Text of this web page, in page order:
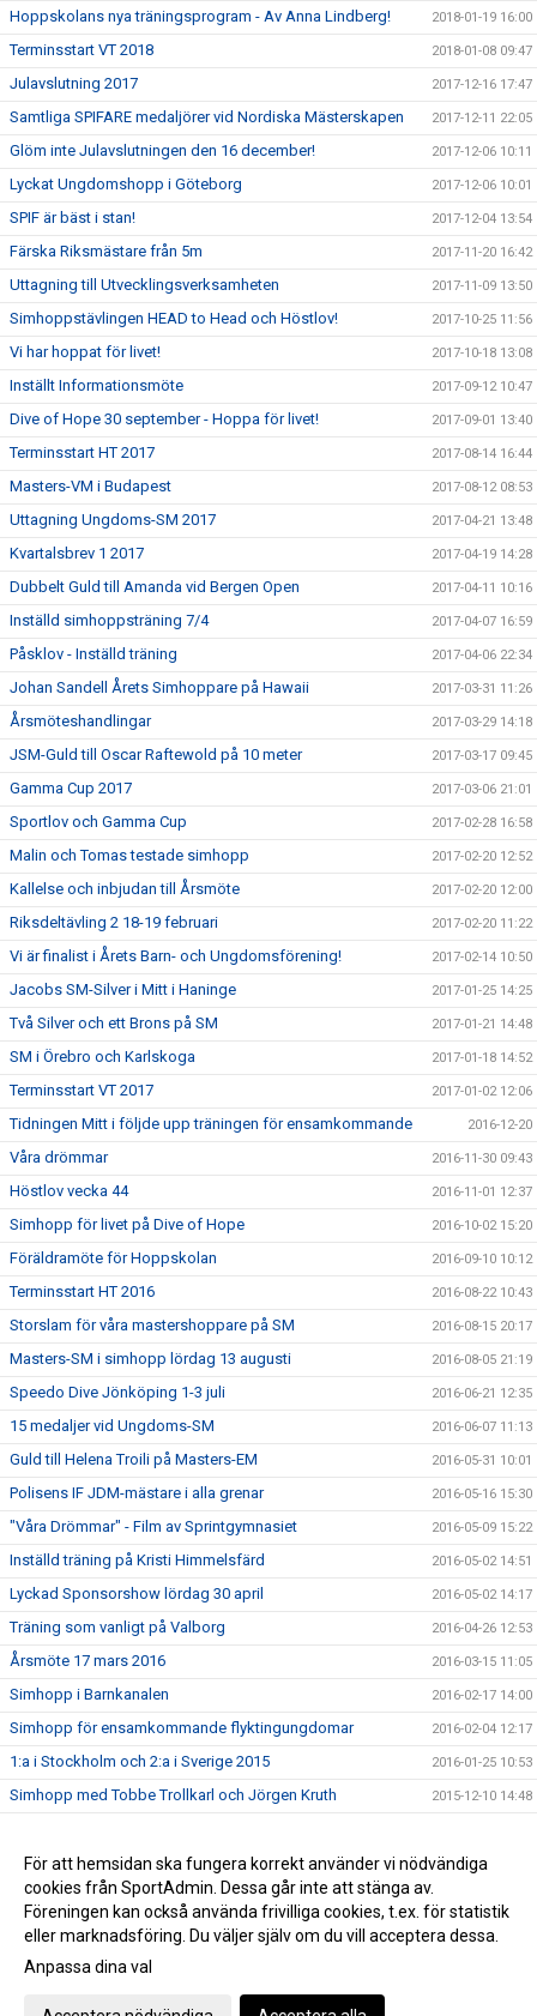
Hoppskolans nya träningsprogram - Av Anna Lindberg! 2018-01-19 16:00
Terminsstart VT 2018 2018-01-08 09:47
Julavslutning 2017 2017-12-16 17:47
Samtliga SPIFARE medaljörer vid Nordiska Mästerskapen 2017-12-11 22:05
Glöm inte Julavslutningen den 16 december! 2017-12-06 10:11
Lyckat Ungdomshopp i Göteborg 2017-12-06 10:01
SPIF är bäst i stan! 2017-12-04 13:54
Färska Riksmästare från 5m 2017-11-20 16:42
Uttagning till Utvecklingsverksamheten 2017-11-09 13:50
Simhoppstävlingen HEAD to Head och Höstlov! 2017-10-25 11:56
Vi har hoppat för livet! 2017-10-18 13:08
Inställt Informationsmöte 2017-09-12 10:47
Dive of Hope 30 september - Hoppa för livet! 2017-09-01 13:40
Terminsstart HT 2017 2017-08-14 16:44
Masters-VM i Budapest 2017-08-12 08:53
Uttagning Ungdoms-SM 2017 2017-04-21 13:48
Kvartalsbrev 1 2017 2017-04-19 14:28
Dubbelt Guld till Amanda vid Bergen Open 2017-04-11 10:16
Inställd simhoppsträning 7/4 2017-04-07 16:59
Påsklov - Inställd träning 2017-04-06 22:34
Johan Sandell Årets Simhoppare på Hawaii 2017-03-31 11:26
Årsmöteshandlingar 2017-03-29 14:18
JSM-Guld till Oscar Raftewold på 10 meter 2017-03-17 09:45
Gamma Cup 2017 2017-03-06 21:01
Sportlov och Gamma Cup 2017-02-28 16:58
Malin och Tomas testade simhopp 2017-02-20 12:52
Kallelse och inbjudan till Årsmöte 2017-02-20 12:00
Riksdeltävling 2 18-19 februari 2017-02-20 11:22
Vi är finalist i Årets Barn- och Ungdomsförening! 2017-02-14 10:50
Jacobs SM-Silver i Mitt i Haninge 2017-01-25 14:25
Två Silver och ett Brons på SM 2017-01-21 14:48
SM i Örebro och Karlskoga 2017-01-18 14:52
Terminsstart VT 2017 2017-01-02 12:06
Tidningen Mitt i följde upp träningen för ensamkommande 2016-12-20
Våra drömmar 2016-11-30 09:43
Höstlov vecka 44 2016-11-01 12:37
Simhopp för livet på Dive of Hope 2016-10-02 15:20
Föräldramöte för Hoppskolan 2016-09-10 10:12
Terminsstart HT 2016 2016-08-22 10:43
Storslam för våra mastershoppare på SM 2016-08-15 20:17
Masters-SM i simhopp lördag 13 augusti 2016-08-05 21:19
Speedo Dive Jönköping 1-3 juli 2016-06-21 12:35
15 medaljer vid Ungdoms-SM 2016-06-07 11:13
Guld till Helena Troili på Masters-EM 2016-05-31 10:01
Polisens IF JDM-mästare i alla grenar 2016-05-16 15:30
"Våra Drömmar" - Film av Sprintgymnasiet 2016-05-09 15:22
Inställd träning på Kristi Himmelsfärd 2016-05-02 14:51
Lyckad Sponsorshow lördag 30 april 2016-05-02 14:17
Träning som vanligt på Valborg 2016-04-26 12:53
Årsmöte 17 mars 2016 2016-03-15 11:05
Simhopp i Barnkanalen 2016-02-17 14:00
Simhopp för ensamkommande flyktingungdomar 2016-02-04 12:17
1:a i Stockholm och 2:a i Sverige 2015 2016-01-25 10:53
Simhopp med Tobbe Trollkarl och Jörgen Kruth 2015-12-10 14:48
Dive of Hope drog in 70000 kr! 2015-10-05 13:04
2014-05-21 16:32
Gå till Webbversion
För att hemsidan ska fungera korrekt använder vi nödvändiga
cookies från SportAdmin. Dessa går inte att stänga av.
Föreningen kan också använda frivilliga cookies, t.ex. för statistik
eller marknadsföring. Du väljer själv om du vill acceptera dessa.
Anpassa dina val